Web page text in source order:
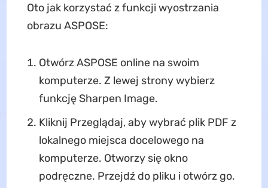
Oto jak korzystać z funkcji wyostrzania
obrazu ASPOSE:
Otwórz ASPOSE online na swoim
komputerze. Z lewej strony wybierz
funkcję Sharpen Image.
Kliknij Przeglądaj, aby wybrać plik PDF z
lokalnego miejsca docelowego na
komputerze. Otworzy się okno
podręczne. Przejdź do pliku i otwórz go.